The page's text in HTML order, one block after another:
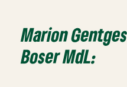
Marion
Boser MdL: